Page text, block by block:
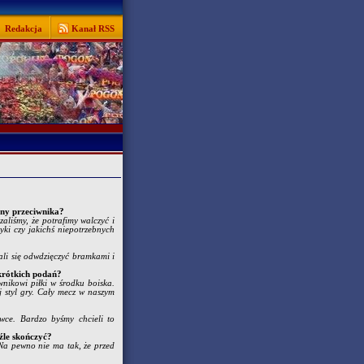
Redakcja Kanał RSS
przeciwnika?
że potrafimy walczyć i
czy jakichś niepotrzebnych
się odwdzięczyć bramkami i
podań?
piłki w środku boiska.
gry. Cały mecz w naszym
Bardzo byśmy chcieli to
skończyć?
pewno nie ma tak, że przed